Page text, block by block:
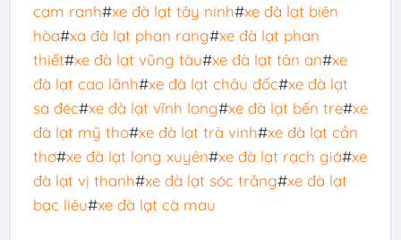
cam ranh#xe đà lạt tây ninh#xe đà lạt biên
hòa#xa đà lạt phan rang#xe đà lạt phan
thiết#xe đà lạt vũng tàu#xe đà lạt tân an#xe
đà lạt cao lãnh#xe đà lạt châu đốc#xe đà lạt
sa đéc#xe đà lạt vĩnh long#xe đà lạt bến tre#xe
đà lạt mỹ tho#xe đà lạt trà vinh#xe đà lạt cần
thơ#xe đà lạt long xuyên#xe đà lạt rạch giá#xe
đà lạt vị thanh#xe đà lạt sóc trăng#xe đà lạt
bạc liêu#xe đà lạt cà mau